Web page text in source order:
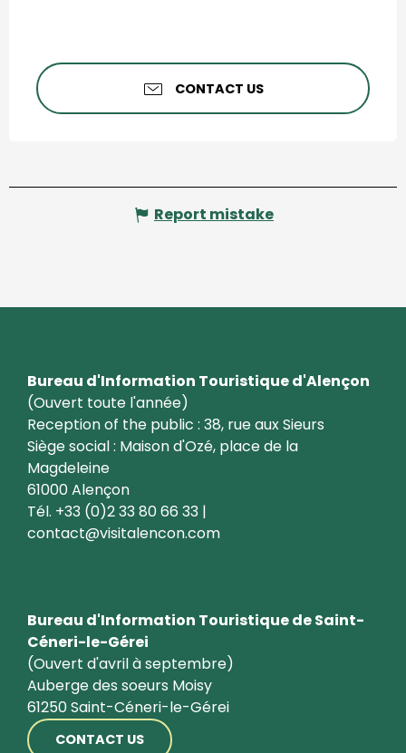
CONTACT US
Report mistake
Bureau d'Information Touristique d'Alençon
(Ouvert toute l'année)
Reception of the public : 38, rue aux Sieurs
Siège social : Maison d'Ozé, place de la
Magdeleine
61000 Alençon
Tél. +33 (0)2 33 80 66 33 |
contact@visitalencon.com
Bureau d'Information Touristique de Saint-
Céneri-le-Gérei
(Ouvert d'avril à septembre)
Auberge des soeurs Moisy
61250 Saint-Céneri-le-Gérei
CONTACT US